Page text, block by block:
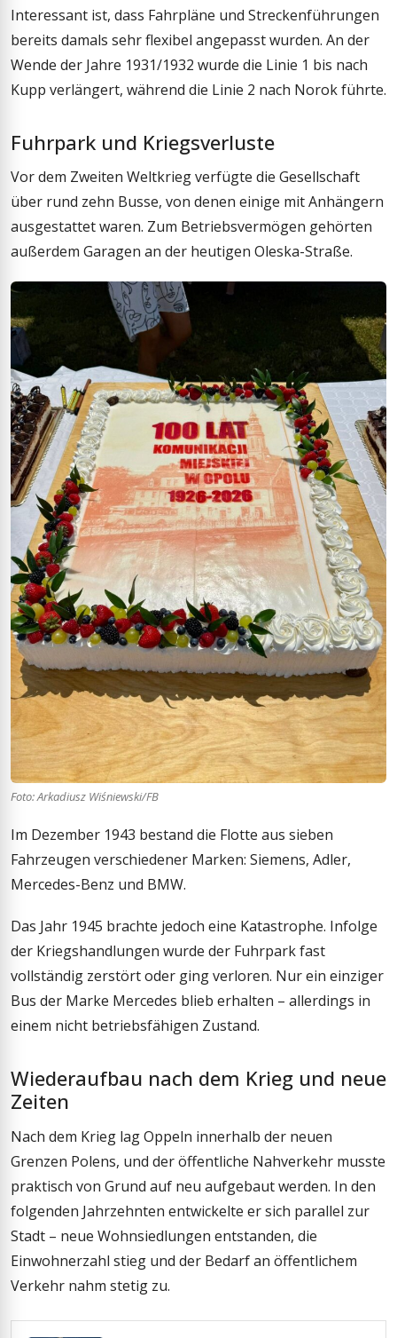
Interessant ist, dass Fahrpläne und Streckenführungen
bereits damals sehr flexibel angepasst wurden. An der
Wende der Jahre 1931/1932 wurde die Linie 1 bis nach
Kupp verlängert, während die Linie 2 nach Norok führte.
Fuhrpark und Kriegsverluste
Vor dem Zweiten Weltkrieg verfügte die Gesellschaft
über rund zehn Busse, von denen einige mit Anhängern
ausgestattet waren. Zum Betriebsvermögen gehörten
außerdem Garagen an der heutigen Oleska-Straße.
Foto: Arkadiusz Wiśniewski/FB
Im Dezember 1943 bestand die Flotte aus sieben
Fahrzeugen verschiedener Marken: Siemens, Adler,
Mercedes-Benz und BMW.
Das Jahr 1945 brachte jedoch eine Katastrophe. Infolge
der Kriegshandlungen wurde der Fuhrpark fast
vollständig zerstört oder ging verloren. Nur ein einziger
Bus der Marke Mercedes blieb erhalten – allerdings in
einem nicht betriebsfähigen Zustand.
Wiederaufbau nach dem Krieg und neue
Zeiten
Nach dem Krieg lag Oppeln innerhalb der neuen
Grenzen Polens, und der öffentliche Nahverkehr musste
praktisch von Grund auf neu aufgebaut werden. In den
folgenden Jahrzehnten entwickelte er sich parallel zur
Stadt – neue Wohnsiedlungen entstanden, die
Einwohnerzahl stieg und der Bedarf an öffentlichem
Verkehr nahm stetig zu.